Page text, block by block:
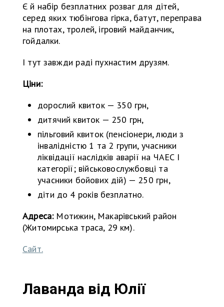
Є й набір безплатних розваг для дітей,
серед яких тюбінгова гірка, батут, переправа
на плотах, тролей, ігровий майданчик,
гойдалки.
І тут завжди раді пухнастим друзям.
Ціни:
дорослий квиток — 350 грн,
дитячий квиток — 250 грн,
пільговий квиток (пенсіонери, люди з
інвалідністю 1 та 2 групи, учасники
ліквідації наслідків аварії на ЧАЕС I
категорії; військовослужбовці та
учасники бойових дій) — 250 грн,
діти до 4 років безплатно.
Адреса:Мотижин, Макарівський район
(Житомирська траса, 29 км).
Сайт.
Лаванда від Юлії